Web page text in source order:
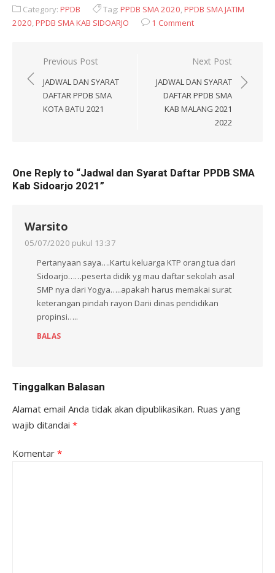
Category: PPDB Tag: PPDB SMA 2020,PPDB SMA JATIM
2020,PPDB SMA KAB SIDOARJO 1 Comment
Navigasi
pos
Previous Post
JADWAL DAN SYARAT
DAFTAR PPDB SMA
KOTA BATU 2021
Next Post
JADWAL DAN SYARAT
DAFTAR PPDB SMA
KAB MALANG 2021
2022
One Reply to “Jadwal dan Syarat Daftar PPDB SMA
Kab Sidoarjo 2021”
Warsito
05/07/2020 pukul 13:37
Pertanyaan saya….Kartu keluarga KTP orang tua dari
Sidoarjo……peserta didik yg mau daftar sekolah asal
SMP nya dari Yogya…..apakah harus memakai surat
keterangan pindah rayon Darii dinas pendidikan
propinsi…..
BALAS
Tinggalkan Balasan
Alamat email Anda tidak akan dipublikasikan. Ruas yang
wajib ditandai *
Komentar *